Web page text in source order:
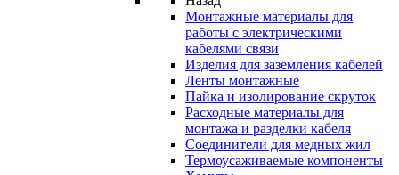
Монтажные материалы для
работы с электрическими
кабелями связи
Изделия для заземления кабелей
Ленты монтажные
Пайка и изолирование скруток
Расходные материалы для
монтажа и разделки кабеля
Соединители для медных жил
Термоусаживаемые компоненты